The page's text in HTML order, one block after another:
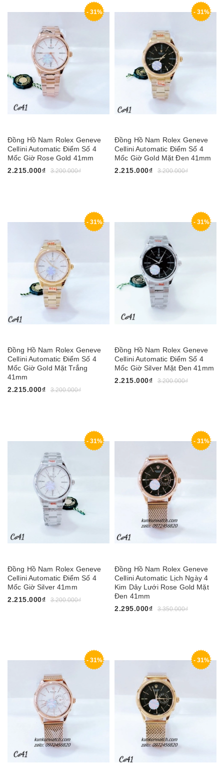
- 31%
Đồng Hồ Nam Rolex Geneve
Cellini Automatic Điểm Số 4
Mốc Giờ Rose Gold 41mm
2.215.000₫
3.200.000₫
- 31%
Đồng Hồ Nam Rolex Geneve
Cellini Automatic Điểm Số 4
Mốc Giờ Gold Mặt Đen 41mm
2.215.000₫
3.200.000₫
- 31%
Đồng Hồ Nam Rolex Geneve
Cellini Automatic Điểm Số 4
Mốc Giờ Gold Mặt Trắng
41mm
2.215.000₫
3.200.000₫
- 31%
Đồng Hồ Nam Rolex Geneve
Cellini Automatic Điểm Số 4
Mốc Giờ Silver Mặt Đen 41mm
2.215.000₫
3.200.000₫
- 31%
Đồng Hồ Nam Rolex Geneve
Cellini Automatic Điểm Số 4
Mốc Giờ Silver 41mm
2.215.000₫
3.200.000₫
- 31%
Đồng Hồ Nam Rolex Geneve
Cellini Automatic Lịch Ngày 4
Kim Dây Lưới Rose Gold Mặt
Đen 41mm
2.295.000₫
3.350.000₫
- 31% - 31%